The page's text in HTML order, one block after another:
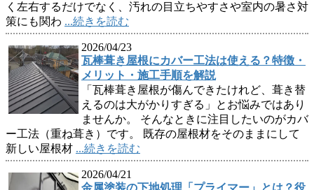
く左右するだけでなく、汚れの目立ちやすさや室内の暑さ対
策にも関わ ...続きを読む
2026/04/23
瓦棒葺き屋根にカバー工法は使える？特徴・
メリット・施工手順を解説
「瓦棒葺き屋根が傷んできたけれど、葺き替
えるのは大がかりすぎる」とお悩みではあり
ませんか。 そんなときに注目したいのがカバ
ー工法（重ね葺き）です。 既存の屋根材をそのままにして
新しい屋根材 ...続きを読む
2026/04/21